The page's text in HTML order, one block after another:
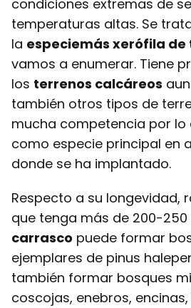
condiciones extremas de
temperaturas altas. Se
la especiemás xerófila de
vamos a enumerar. Tiene
los terrenos calcáreos
también otros tipos de
mucha competencia por lo
como especie principal en
donde se ha implantado.
Respecto a su longevidad,
que tenga más de 200-250
carrasco puede formar
ejemplares de pinus
también formar bosques
coscojas, enebros,